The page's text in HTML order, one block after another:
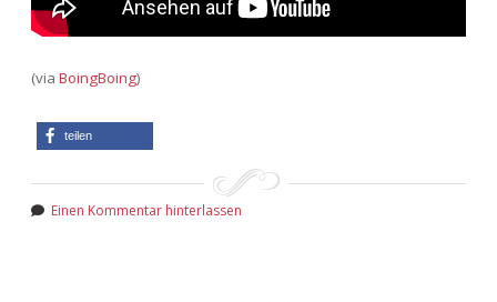
(via BoingBoing)
teilen
Einen Kommentar hinterlassen